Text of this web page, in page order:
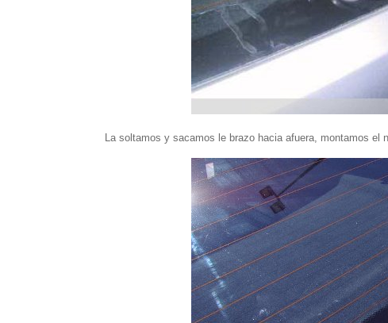
La soltamos y sacamos le brazo hacia afuera, montamos